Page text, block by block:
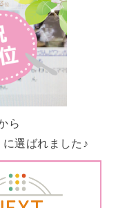
ら
に選ばれました♪